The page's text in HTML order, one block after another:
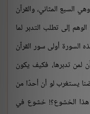
السبع المثاني، والقرآن
إلى تطلب التدبر لما
السورة أولى سور القرآن
لمن تدبرها، فكيف يكون
يستغرب لو أن أحدًا من
هذا الخشوع؟! خشوع في